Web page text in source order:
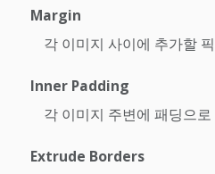
Margin
각 이미지 사이에 추가할
Inner Padding
각 이미지 주변에 패딩으
Extrude Borders